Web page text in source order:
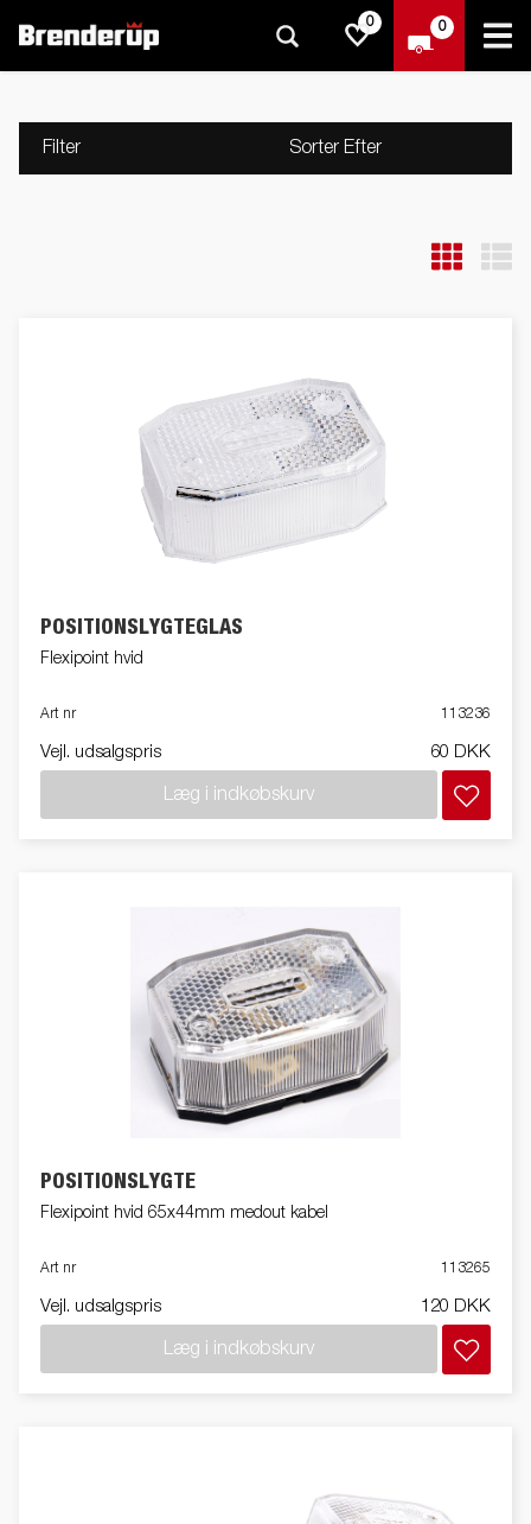
0 0
Filter Sorter Efter
POSITIONSLYGTEGLAS
Flexipoint hvid
Art nr 113236
Vejl. udsalgspris 60 DKK
Læg i indkøbskurv
POSITIONSLYGTE
Flexipoint hvid 65x44mm medout kabel
Art nr 113265
Vejl. udsalgspris 120 DKK
Læg i indkøbskurv